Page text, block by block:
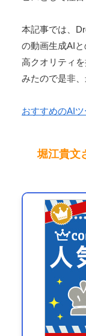
本記事では、
の動画生成AI
高クオリティ
みたので是非、
おすすめのAI
堀江貴文